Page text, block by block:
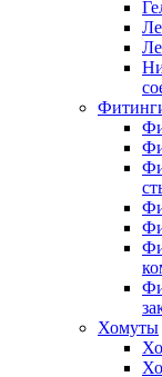
Хомуты